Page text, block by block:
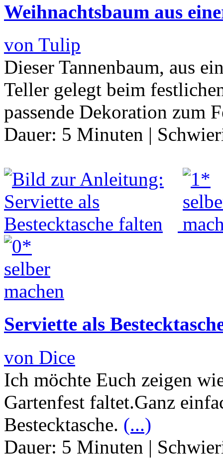
Weihnachtsbaum aus
von Tulip
Dieser Tannenbaum, aus
Teller gelegt beim
passende Dekoration zum
Dauer: 5 Minuten |
Serviette als
von Dice
Ich möchte Euch zeigen
Gartenfest faltet.Ganz
Bestecktasche. (...)
Dauer: 5 Minuten |